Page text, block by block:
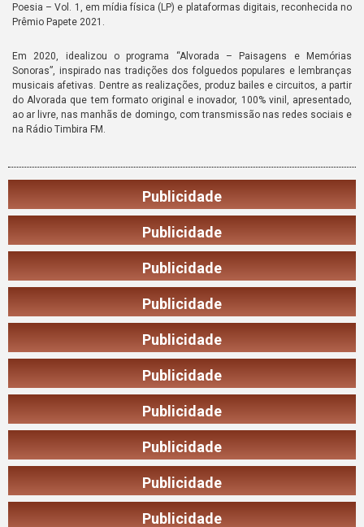
Poesia – Vol. 1, em mídia física (LP) e plataformas digitais, reconhecida no
Prêmio Papete 2021.
Em 2020, idealizou o programa “Alvorada – Paisagens e Memórias
Sonoras”, inspirado nas tradições dos folguedos populares e lembranças
musicais afetivas. Dentre as realizações, produz bailes e circuitos, a partir
do Alvorada que tem formato original e inovador, 100% vinil, apresentado,
ao ar livre, nas manhãs de domingo, com transmissão nas redes sociais e
na Rádio Timbira FM.
Publicidade
Publicidade
Publicidade
Publicidade
Publicidade
Publicidade
Publicidade
Publicidade
Publicidade
Publicidade